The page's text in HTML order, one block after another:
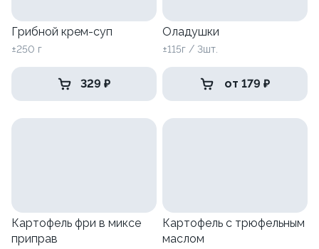
Грибной крем-суп
±250 г
329 ₽
Оладушки
±115г / 3шт.
от 179 ₽
Картофель фри в миксе
приправ
Картофель с трюфельным
маслом